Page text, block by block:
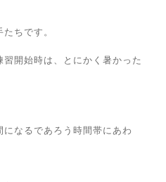
ちです。
開始時は、とにかく暑かった
なるであろう時間帯にあわ